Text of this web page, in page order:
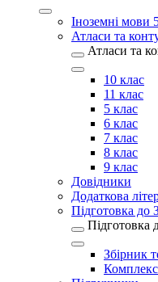
Іноземні мови
Атласи та
Атласи та
10 клас
11 клас
5 клас
6 клас
7 клас
8 клас
9 клас
Довідники
Додаткова
Підготовка
Збірник